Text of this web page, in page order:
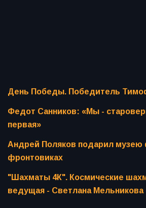
День Победы. Победитель
Федот Санников: «Мы -
первая»
Андрей Поляков подарил
фронтовиках
"Шахматы 4К". Космические
ведущая - Светлана Мельникова